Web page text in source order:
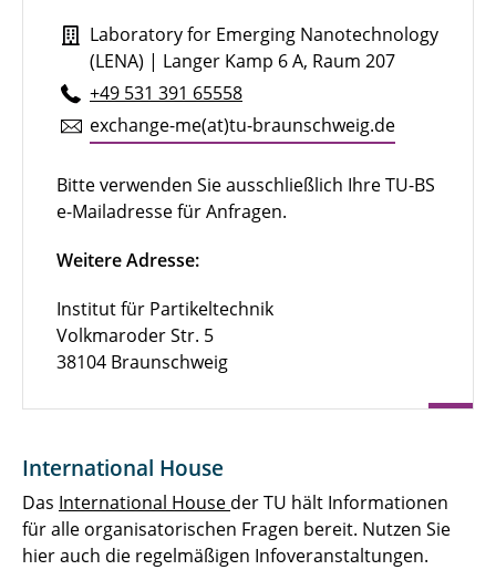
Laboratory for Emerging Nanotechnology
(LENA) | Langer Kamp 6 A, Raum 207
+49 531 391 65558
ex­chan­ge-me(at)tu-braun­schweig.de
Bitte verwenden Sie ausschließlich Ihre TU-BS
e-Mailadresse für Anfragen.
Weitere Adresse:
Institut für Partikeltechnik
Volkmaroder Str. 5
38104 Braunschweig
International House
Das International House der TU hält Informationen
für alle organisatorischen Fragen bereit. Nutzen Sie
hier auch die regelmäßigen Infoveranstaltungen.